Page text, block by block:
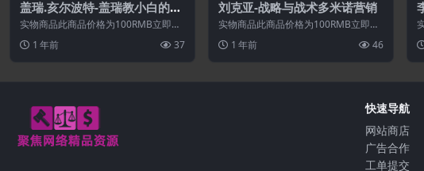
盖瑞.亥尔波特-盖瑞教小白的入
门秘密销售信
实物商品此商品价格为100RMB立即购
1 年前 37
刘克亚-战略与战术多米诺营销
实物商品此商品价格为100RMB立即购
1 年前 46
快速导航
网站商店
广告合作
工单提交